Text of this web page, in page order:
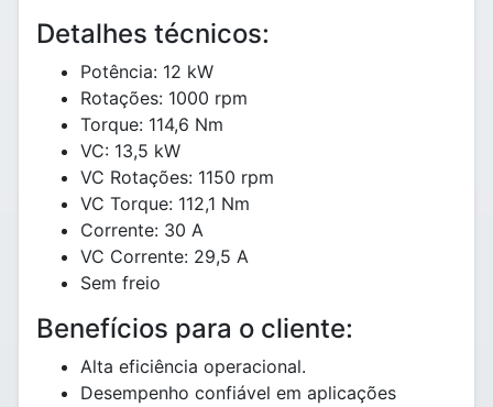
Detalhes técnicos:
Potência: 12 kW
Rotações: 1000 rpm
Torque: 114,6 Nm
VC: 13,5 kW
VC Rotações: 1150 rpm
VC Torque: 112,1 Nm
Corrente: 30 A
VC Corrente: 29,5 A
Sem freio
Benefícios para o cliente:
Alta eficiência operacional.
Desempenho confiável em aplicações